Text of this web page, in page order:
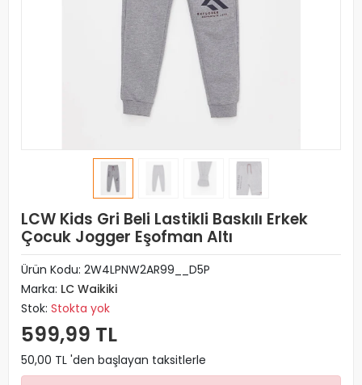
LCW Kids Gri Beli Lastikli Baskılı Erkek
Çocuk Jogger Eşofman Altı
Ürün Kodu: 2W4LPNW2AR99__D5P
Marka: LC Waikiki
Stok: Stokta yok
599,99 TL
50,00 TL 'den başlayan taksitlerle